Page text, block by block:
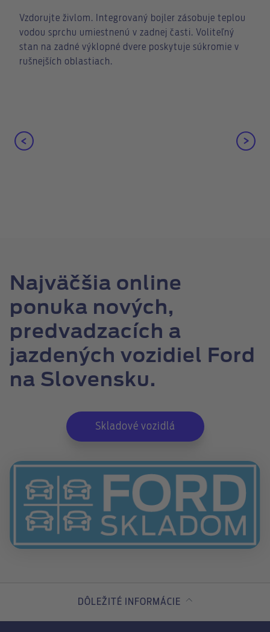
Vzdorujte živlom. Integrovaný bojler zásobuje teplou
vodou sprchu umiestnenú v zadnej časti. Voliteľný
stan na zadné výklopné dvere poskytuje súkromie v
rušnejších oblastiach.
Najväčšia online
ponuka nových,
predvadzacích a
jazdených vozidiel Ford
na Slovensku.
Skladové vozidlá
DÔLEŽITÉ INFORMÁCIE